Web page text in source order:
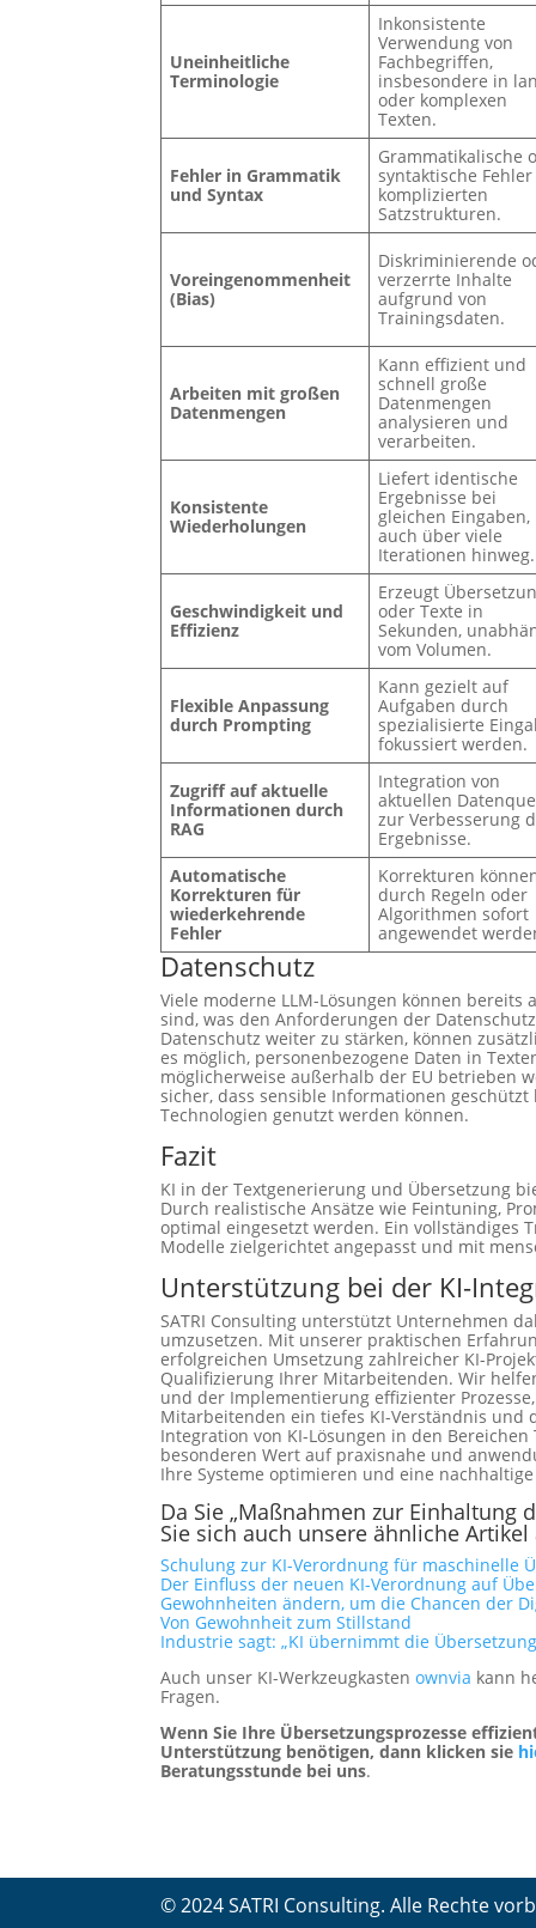
Uneinheitliche
Terminologie
Inkonsistente
Verwendung von
Fachbegriffen,
insbesondere in
oder komplexen
Texten.
Fehler in Grammatik
und Syntax
Grammatikalische
syntaktische
komplizierten
Satzstrukturen.
Voreingenommenheit
(Bias)
Diskriminierende
verzerrte Inhalte
aufgrund von
Trainingsdaten.
Arbeiten mit großen
Datenmengen
Kann effizient und
schnell große
Datenmengen
analysieren und
verarbeiten.
Konsistente
Wiederholungen
Liefert identische
Ergebnisse bei
gleichen Eingaben,
auch über viele
Iterationen hinweg.
Geschwindigkeit und
Effizienz
Erzeugt
oder Texte in
Sekunden,
vom Volumen.
Flexible Anpassung
durch Prompting
Kann gezielt auf
Aufgaben durch
spezialisierte
fokussiert werden.
Zugriff auf aktuelle
Informationen durch
RAG
Integration von
aktuellen
zur Verbesserung
Ergebnisse.
Automatische
Korrekturen für
wiederkehrende
Fehler
Korrekturen
durch Regeln oder
Algorithmen sofort
angewendet
Datenschutz
Viele moderne LLM-Lösungen können
sind, was den Anforderungen der
Datenschutz weiter zu stärken, können
es möglich, personenbezogene Daten in
möglicherweise außerhalb der EU betrieben
sicher, dass sensible Informationen
Technologien genutzt werden können.
Fazit
KI in der Textgenerierung und Übersetzung
Durch realistische Ansätze wie Feintuning,
optimal eingesetzt werden. Ein vollständiges
Modelle zielgerichtet angepasst und mit
Unterstützung bei der KI-
SATRI Consulting unterstützt Unternehmen
umzusetzen. Mit unserer praktischen
erfolgreichen Umsetzung zahlreicher KI-
Qualifizierung Ihrer Mitarbeitenden. Wir
und der Implementierung effizienter
Mitarbeitenden ein tiefes KI-Verständnis und
Integration von KI-Lösungen in den
besonderen Wert auf praxisnahe und
Ihre Systeme optimieren und eine
Da Sie „Maßnahmen zur Einhaltung
Sie sich auch unsere ähnliche Artikel
Schulung zur KI-Verordnung für maschinelle
Der Einfluss der neuen KI-Verordnung auf
Gewohnheiten ändern, um die Chancen der
Von Gewohnheit zum Stillstand
Industrie sagt: „KI übernimmt die
Auch unser KI-Werkzeugkastenownvia kann
Fragen.
Wenn Sie Ihre Übersetzungsprozesse
Unterstützung benötigen, dann klicken sie
Beratungsstunde bei uns.
© 2024 SATRI Consulting. Alle Rechte